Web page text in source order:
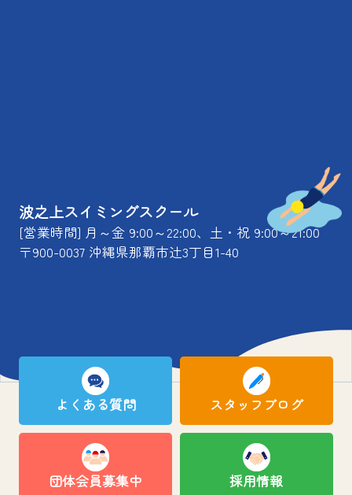
波之上スイミングスクール
[営業時間] 月～金 9:00～22:00、土・祝 9:00～21:00
〒900-0037 沖縄県那覇市辻3丁目1-40
よくある質問 スタッフブログ
団体会員募集中 採用情報